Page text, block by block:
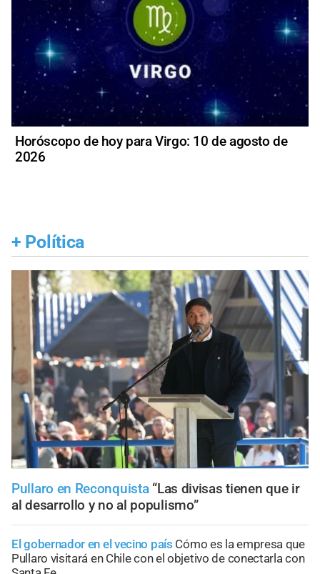
Horóscopo de hoy para Virgo: 10 de agosto de
2026
+ Política
Pullaro en Reconquista “Las divisas tienen que ir
al desarrollo y no al populismo”
El gobernador en el vecino país Cómo es la empresa que
Pullaro visitará en Chile con el objetivo de conectarla con